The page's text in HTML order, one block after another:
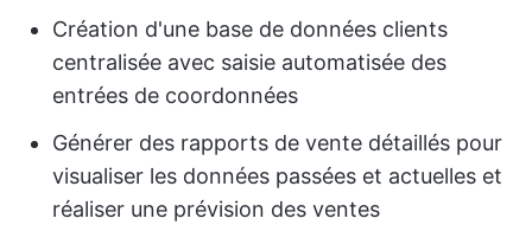
Création d'une base de données clients
centralisée avec saisie automatisée des
entrées de coordonnées
Générer des rapports de vente détaillés pour
visualiser les données passées et actuelles et
réaliser une prévision des ventes